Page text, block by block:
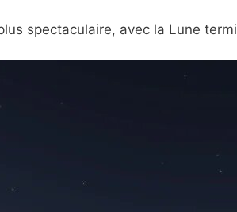
spectaculaire, avec la Lune